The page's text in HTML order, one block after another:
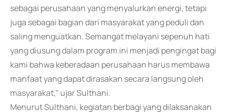
sebagai perusahaan yang menyalurkan energi, tetapi
juga sebagai bagian dari masyarakat yang peduli dan
saling menguatkan. Semangat melayani sepenuh hati
yang diusung dalam program ini menjadi pengingat bagi
kami bahwa keberadaan perusahaan harus membawa
manfaat yang dapat dirasakan secara langsung oleh
masyarakat," ujar Sulthani.
Menurut Sulthani, kegiatan berbagi yang dilaksanakan